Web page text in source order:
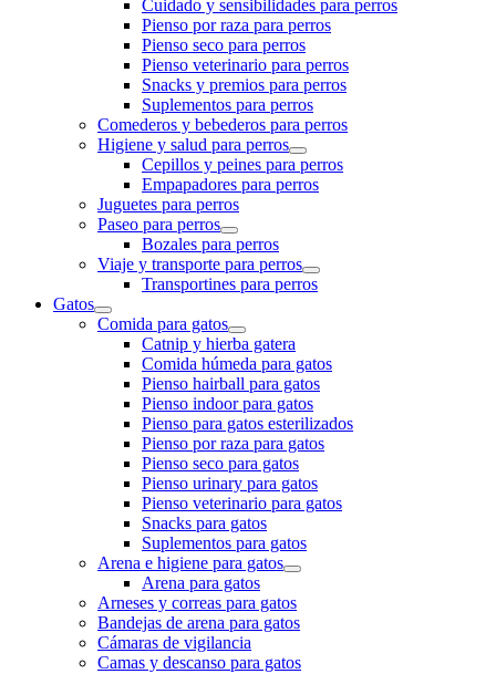
Cuidado y sensibilidades para perros
Pienso por raza para perros
Pienso seco para perros
Pienso veterinario para perros
Snacks y premios para perros
Suplementos para perros
Comederos y bebederos para perros
Higiene y salud para perros
Cepillos y peines para perros
Empapadores para perros
Juguetes para perros
Paseo para perros
Bozales para perros
Viaje y transporte para perros
Transportines para perros
Gatos
Comida para gatos
Catnip y hierba gatera
Comida húmeda para gatos
Pienso hairball para gatos
Pienso indoor para gatos
Pienso para gatos esterilizados
Pienso por raza para gatos
Pienso seco para gatos
Pienso urinary para gatos
Pienso veterinario para gatos
Snacks para gatos
Suplementos para gatos
Arena e higiene para gatos
Arena para gatos
Arneses y correas para gatos
Bandejas de arena para gatos
Cámaras de vigilancia
Camas y descanso para gatos